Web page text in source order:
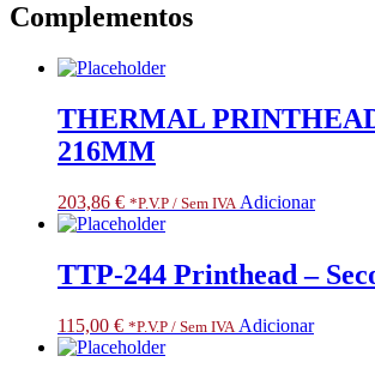
Complementos
THERMAL
216MM
203,86 € *P.V.P / Sem IVA Adicionar
TTP-244 Printhead –
115,00 € *P.V.P / Sem IVA Adicionar